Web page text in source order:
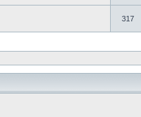
317